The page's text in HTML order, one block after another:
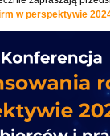
w perspektywie